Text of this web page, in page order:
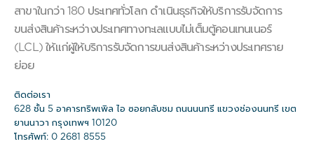
สาขาในกว่า 180 ประเทศทั่วโลก ดำเนินธุรกิจให้บริการรับจัดการ
ขนส่งสินค้าระหว่างประเทศทางทะเลแบบไม่เต็มตู้คอนเทนเนอร์
(LCL) ให้แก่ผู้ให้บริการรับจัดการขนส่งสินค้าระหว่างประเทศราย
ย่อย
ติดต่อเรา
628 ชั้น 5 อาคารทริพเพิล ไอ ซอยกลับชม ถนนนนทรี แขวงช่องนนทรี เขต
ยานนาวา กรุงเทพฯ 10120
โทรศัพท์: 0 2681 8555